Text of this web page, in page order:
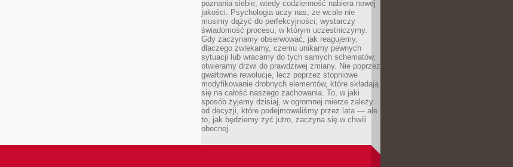
poznania siebie, wtedy codzienność nabiera nowej
jakości. Psychologia uczy nas, że wcale nie
musimy dążyć do perfekcyjności; wystarczy
świadomość procesu, w którym uczestniczymy.
Gdy zaczynamy obserwować, jak reagujemy,
dlaczego zwlekamy, czemu unikamy pewnych
sytuacji lub wracamy do tych samych schematów,
otwieramy drzwi do prawdziwej zmiany. Nie poprzez
gwałtowne rewolucje, lecz poprzez stopniowe
modyfikowanie drobnych elementów, które składają
się na całość naszego zachowania. To, w jaki
sposób żyjemy dzisiaj, w ogromnej mierze zależy
od decyzji, które podejmowaliśmy przez lata — ale
to, jak będziemy żyć jutro, zaczyna się w chwili
obecnej.